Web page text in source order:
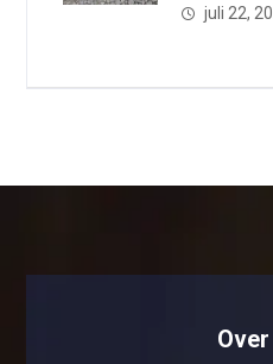
juli 22,